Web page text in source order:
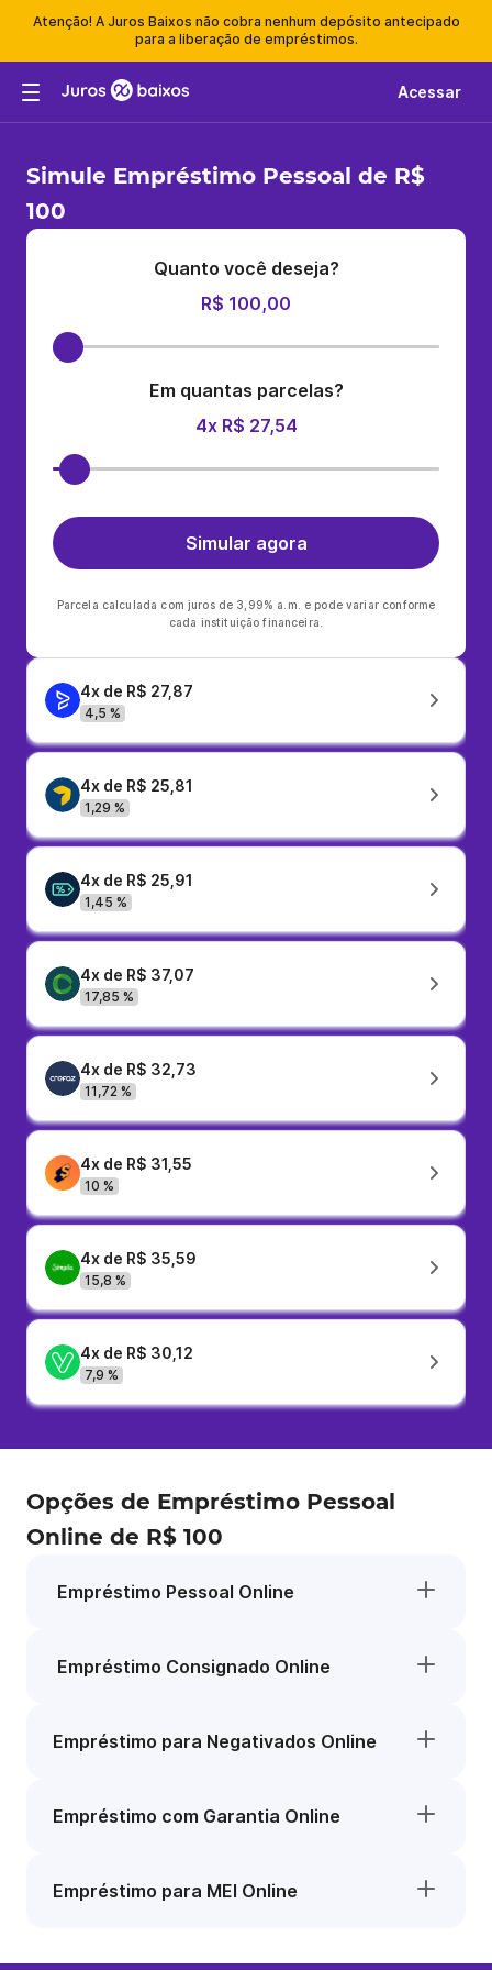
Atenção! A Juros Baixos não cobra nenhum depósito antecipado
para a liberação de empréstimos.
Acessar
Simule Empréstimo Pessoal de R$
100
Quanto você deseja?
R$ 100,00
Em quantas parcelas?
4x R$ 27,54
Simular agora
Parcela calculada com juros de 3,99% a.m. e pode variar conforme
cada instituição financeira.
4x de R$ 27,87
4,5 %
4x de R$ 25,81
1,29 %
4x de R$ 25,91
1,45 %
4x de R$ 37,07
17,85 %
4x de R$ 32,73
11,72 %
4x de R$ 31,55
10 %
4x de R$ 35,59
15,8 %
4x de R$ 30,12
7,9 %
Opções de Empréstimo Pessoal
Online de R$ 100
Empréstimo Pessoal Online
Empréstimo Consignado Online
Empréstimo para Negativados Online
Empréstimo com Garantia Online
Empréstimo para MEI Online